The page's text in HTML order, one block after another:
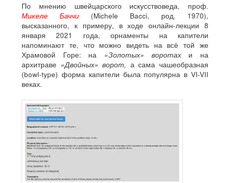
По мнению швейцарского искусствоведа, проф.
Микеле Баччи (Michele Bacci, род. 1970),
высказанного, к примеру, в ходе онлайн-лекции 8
января 2021 года, орнаменты на капители
напоминают те, что можно видеть на всё той же
Храмовой Горе: на «Золотых» воротахи на
архитраве «Двойных» ворот, а сама чашеобразная
(bowl-type) форма капители была популярна в VI-VII
веках.